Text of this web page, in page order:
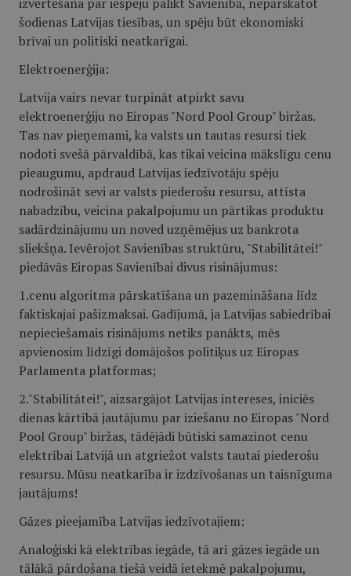
šodienas Latvijas tiesības, un spēju būt ekonomiski
brīvai un politiski neatkarīgai.
Elektroenerģija:
Latvija vairs nevar turpināt atpirkt savu
elektroenerģiju no Eiropas "Nord Pool Group" biržas.
Tas nav pieņemami, ka valsts un tautas resursi tiek
nodoti svešā pārvaldībā, kas tikai veicina mākslīgu cenu
pieaugumu, apdraud Latvijas iedzīvotāju spēju
nodrošināt sevi ar valsts piederošu resursu, attīsta
nabadzību, veicina pakalpojumu un pārtikas produktu
sadārdzinājumu un noved uzņēmējus uz bankrota
sliekšņa. Ievērojot Savienības struktūru, "Stabilitātei!"
piedāvās Eiropas Savienībai divus risinājumus:
1.cenu algoritma pārskatīšana un pazemināšana līdz
faktiskajai pašizmaksai. Gadījumā, ja Latvijas sabiedrībai
nepieciešamais risinājums netiks panākts, mēs
apvienosim līdzīgi domājošos politiķus uz Eiropas
Parlamenta platformas;
2."Stabilitātei!", aizsargājot Latvijas intereses, iniciēs
dienas kārtībā jautājumu par iziešanu no Eiropas "Nord
Pool Group" biržas, tādējādi būtiski samazinot cenu
elektrībai Latvijā un atgriežot valsts tautai piederošu
resursu. Mūsu neatkarība ir izdzīvošanas un taisnīguma
jautājums!
Gāzes pieejamība Latvijas iedzīvotajiem:
Analoģiski kā elektrības iegāde, tā arī gāzes iegāde un
tālākā pārdošana tiešā veidā ietekmē pakalpojumu,